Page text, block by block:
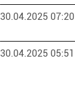
30.04.2025 07:20
30.04.2025 05:51